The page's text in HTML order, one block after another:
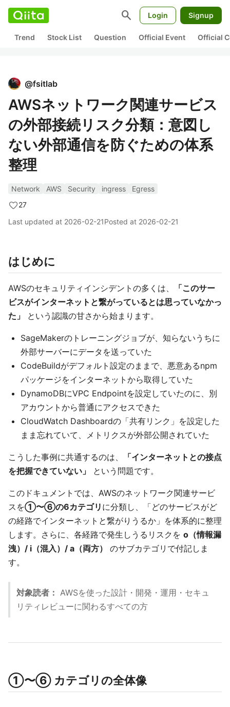
search Login Signup
Trend Stock List Question Official Event Official
@fsitlab
AWSネットワーク関連サービス
の外部接続リスク分類：意図し
ない外部通信を防ぐための体系
整理
Network AWS Security ingress
Egress
27
Last updated at 2026-02-21Posted at 2026-02-21
はじめに
AWSのセキュリティインシデントの多くは、
「このサー
ビスがインターネットと繋がっているとは思っていなかっ
た」
という認識の甘さから始まります。
SageMakerのトレーニングジョブが、知らないうちに
外部サーバーにデータを送っていた
CodeBuildがデフォルト設定のままで、悪意あるnpm
パッケージをインターネットから取得していた
DynamoDBにVPC Endpointを設定していたのに、別
アカウントから普通にアクセスできた
CloudWatch Dashboardの「共有リンク」を設定した
まま忘れていて、メトリクスが外部公開されていた
こうした事例に共通するのは、
「インターネットとの接点
を把握できていない」
という問題です。
このドキュメントでは、AWSのネットワーク関連サービ
スを①〜⑥の6カテゴリ に分類し、「どのサービスがど
の経路でインターネットと繋がりうるか」を体系的に整理
します。さらに、各経路で発生しうるリスクを o（情報漏
洩）/ i（混入）/ a（両方）
のサブカテゴリで付記しま
す。
対象読者： AWSを使った設計・開発・運用・セキュ
リティレビューに関わるすべての方
①〜⑥ カテゴリの全体像